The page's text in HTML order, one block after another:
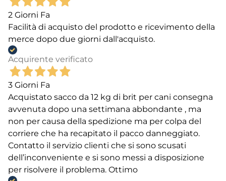
2 Giorni Fa
Facilità di acquisto del prodotto e ricevimento della
merce dopo due giorni dall'acquisto.
Acquirente verificato
3 Giorni Fa
Acquistato sacco da 12 kg di brit per cani consegna
avvenuta dopo una settimana abbondante , ma
non per causa della spedizione ma per colpa del
corriere che ha recapitato il pacco danneggiato.
Contatto il servizio clienti che si sono scusati
dell’inconveniente e si sono messi a disposizione
per risolvere il problema. Ottimo